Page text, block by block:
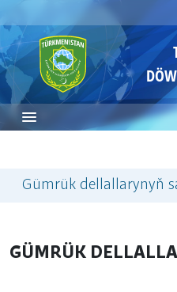
Gümrük dellallarynyň
GÜMRÜK